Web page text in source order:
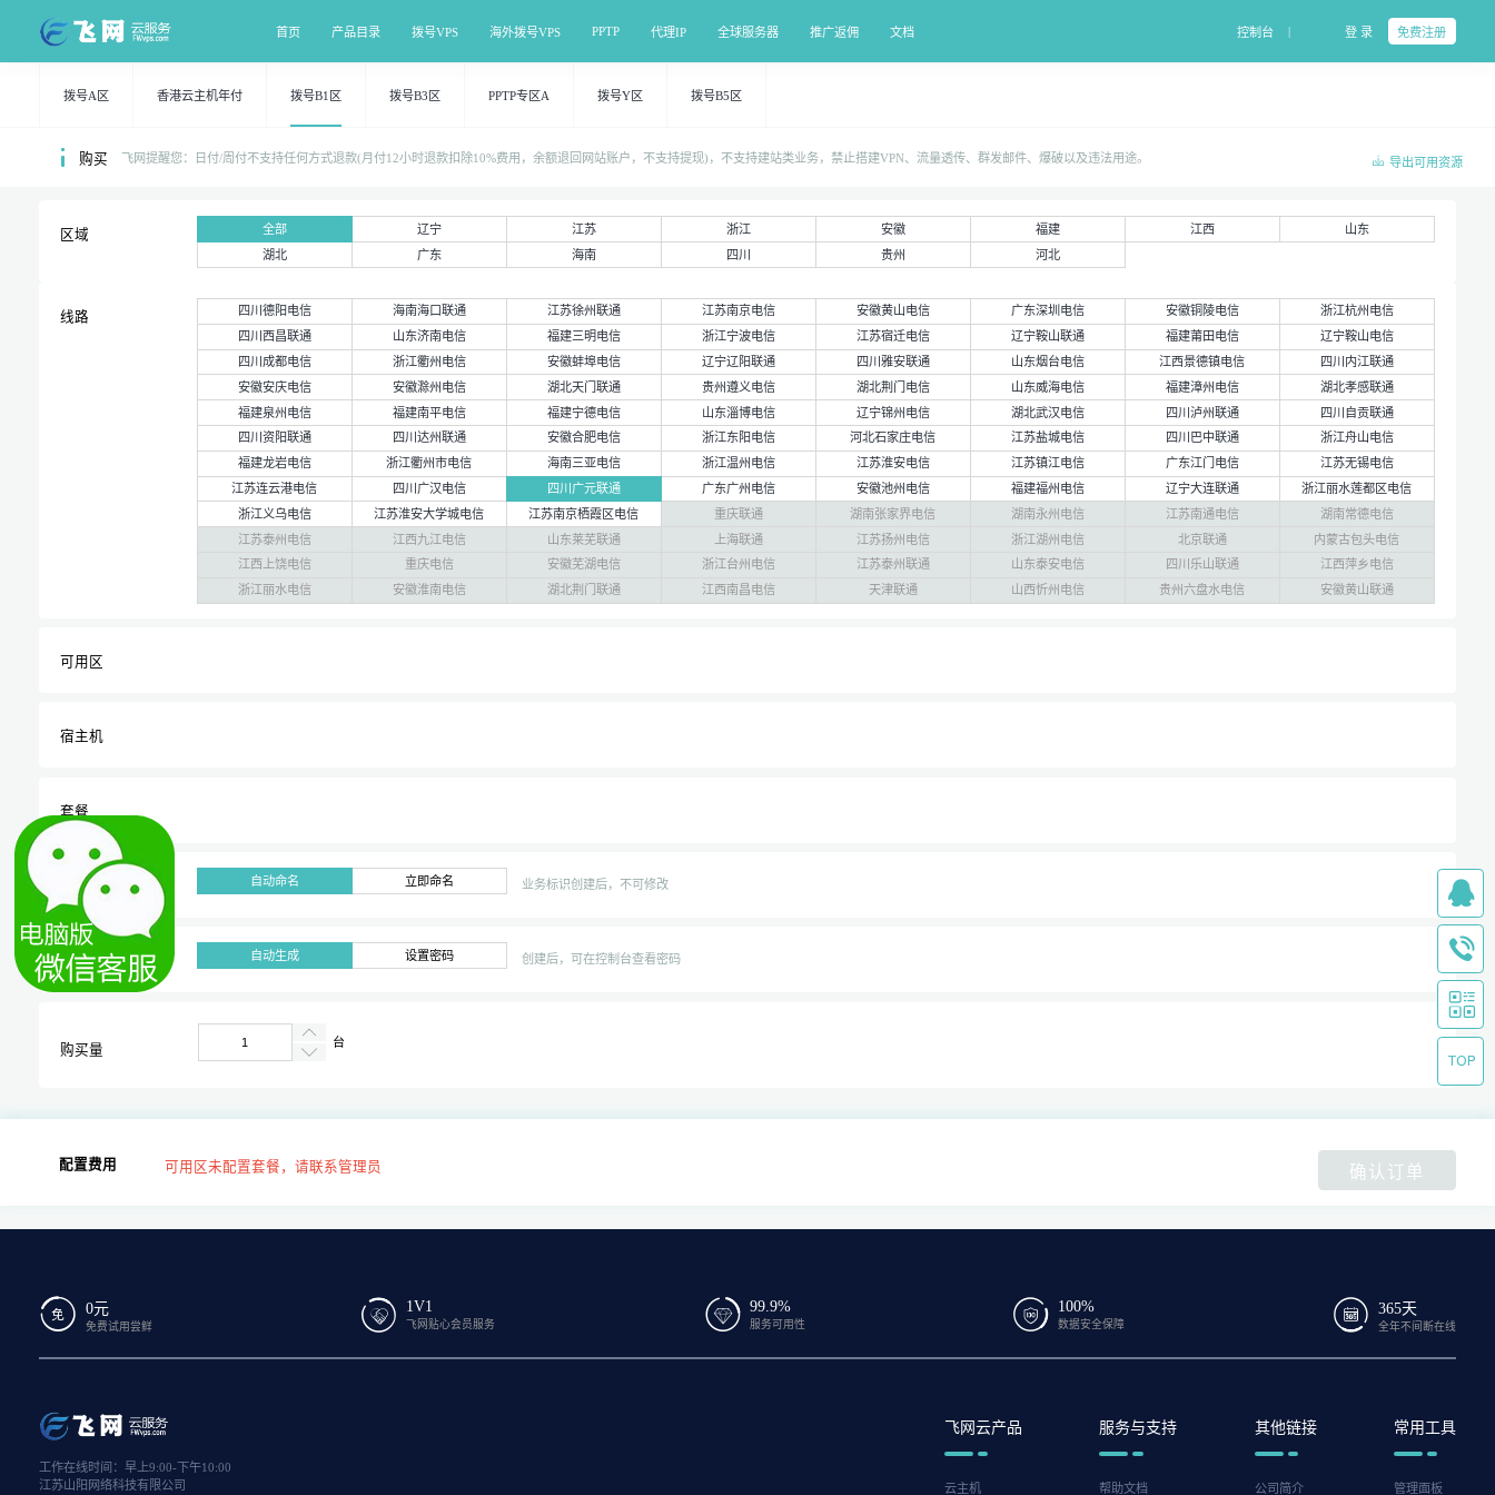
首页 产品目录 拨号VPS 海外拨号VPS PPTP 代理IP 全球服务器 推广返佣 文档 控制台 | 登 录 免费注册
拨号A区 香港云主机年付 拨号B1区 拨号B3区 PPTP专区A 拨号Y区 拨号B5区
购买 飞网提醒您：日付/周付不支持任何方式退款(月付12小时退款扣除10%费用，余额退回网站账户，不支持提现)，不支持建站类业务，禁止搭建VPN、流量透传、群发邮件、爆破以及违法用途。 导出可用资源
区域 全部 辽宁 江苏 浙江 安徽 福建 江西
山东
湖北
广东 海南 四川 贵州 河北
线路 四川德阳电信 海南海口联通 江苏徐州联通 江苏南京电信 安徽黄山电信 广东深圳电信 安徽铜陵电信
浙江杭州电信
四川西昌联通
山东济南电信 福建三明电信 浙江宁波电信 江苏宿迁电信 辽宁鞍山联通 福建莆田电信
辽宁鞍山电信
四川成都电信
浙江衢州电信 安徽蚌埠电信 辽宁辽阳联通 四川雅安联通 山东烟台电信 江西景德镇电信
四川内江联通
安徽安庆电信
安徽滁州电信 湖北天门联通 贵州遵义电信 湖北荆门电信 山东威海电信 福建漳州电信
湖北孝感联通
福建泉州电信
福建南平电信 福建宁德电信 山东淄博电信 辽宁锦州电信 湖北武汉电信 四川泸州联通
四川自贡联通
四川资阳联通
四川达州联通 安徽合肥电信 浙江东阳电信 河北石家庄电信 江苏盐城电信 四川巴中联通
浙江舟山电信
福建龙岩电信
浙江衢州市电信 海南三亚电信 浙江温州电信 江苏淮安电信 江苏镇江电信 广东江门电信
江苏无锡电信
江苏连云港电信
四川广汉电信 四川广元联通 广东广州电信 安徽池州电信 福建福州电信 辽宁大连联通
浙江丽水莲都区电信
浙江义乌电信
江苏淮安大学城电信 江苏南京栖霞区电信 重庆联通 湖南张家界电信 湖南永州电信 江苏南通电信
湖南常德电信
江苏泰州电信
江西九江电信 山东莱芜联通 上海联通 江苏扬州电信 浙江湖州电信 北京联通
内蒙古包头电信
江西上饶电信
重庆电信 安徽芜湖电信 浙江台州电信 江苏泰州联通 山东泰安电信 四川乐山联通
江西萍乡电信
浙江丽水电信
安徽淮南电信 湖北荆门联通 江西南昌电信 天津联通 山西忻州电信 贵州六盘水电信 安徽黄山联通
可用区
宿主机
套餐
业务标识 自动命名 立即命名 业务标识创建后，不可修改
系统密码 自动生成 设置密码 创建后，可在控制台查看密码
购买量
台
配置费用 可用区未配置套餐，请联系管理员 确认订单
0元
免费试用尝鲜
1V1
飞网贴心会员服务
99.9%
服务可用性
100%
数据安全保障
365天
全年不间断在线
工作在线时间：早上9:00-下午10:00
江苏山阳网络科技有限公司
飞网云产品
云主机
服务与支持
帮助文档
其他链接
公司简介
常用工具
管理面板